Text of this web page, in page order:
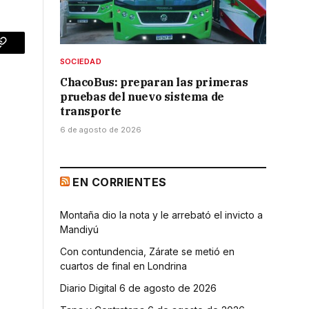
Copy
SOCIEDAD
ChacoBus: preparan las primeras
pruebas del nuevo sistema de
transporte
6 de agosto de 2026
EN CORRIENTES
Montaña dio la nota y le arrebató el invicto a
Mandiyú
Con contundencia, Zárate se metió en
cuartos de final en Londrina
Diario Digital 6 de agosto de 2026